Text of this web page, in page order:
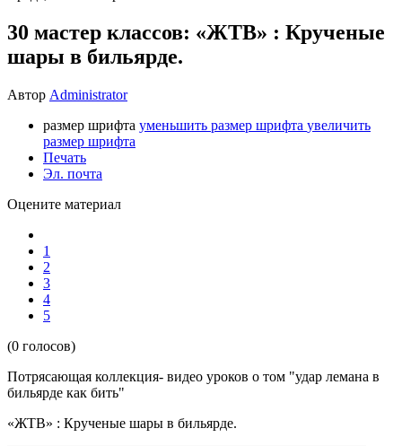
30 мастер классов: «ЖТВ» : Крученые
шары в бильярде.
Автор Administrator
размер шрифта уменьшить размер шрифта увеличить
размер шрифта
Печать
Эл. почта
Оцените материал
1
2
3
4
5
(0 голосов)
Потрясающая коллекция- видео уроков о том "удар лемана в
бильярде как бить"
«ЖТВ» : Крученые шары в бильярде.